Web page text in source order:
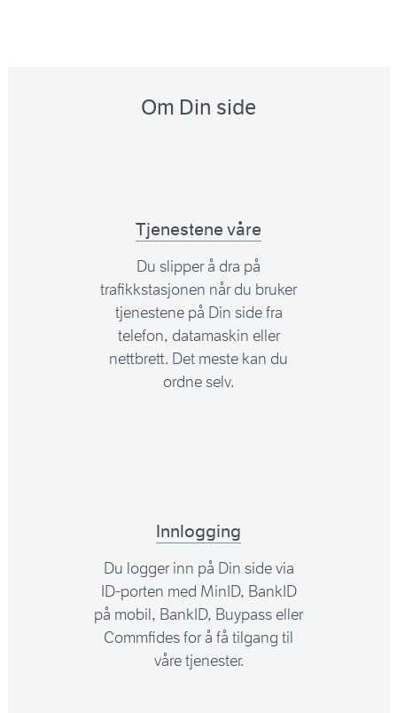
Om Din side
Tjenestene våre
Du slipper å dra på
trafikkstasjonen når du bruker
tjenestene på Din side fra
telefon, datamaskin eller
nettbrett. Det meste kan du
ordne selv.
Innlogging
Du logger inn på Din side via
ID-porten med MinID, BankID
på mobil, BankID, Buypass eller
Commfides for å få tilgang til
våre tjenester.